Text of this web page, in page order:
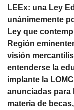
LEEx: una Ley
unánimemente
Ley que
Región
visión
entenderse la
implante la
anunciadas para
materia de